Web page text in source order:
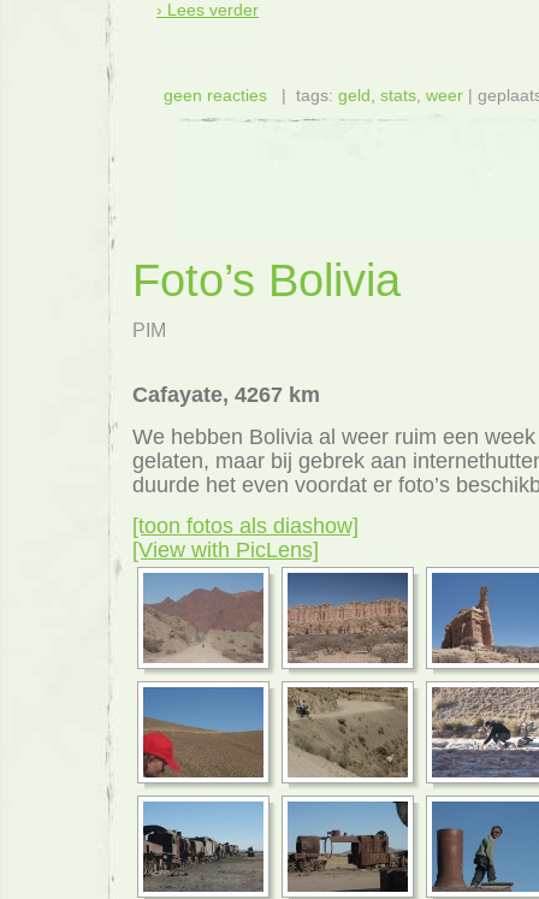
› Lees verder
geen reacties | tags: geld stats weer |
Foto’s Bolivia
PIM
Cafayate, 4267 km
We hebben Bolivia al weer ruim een
gelaten, maar bij gebrek aan
duurde het even voordat er foto’s
[toon fotos als diashow]
[View with PicLens]